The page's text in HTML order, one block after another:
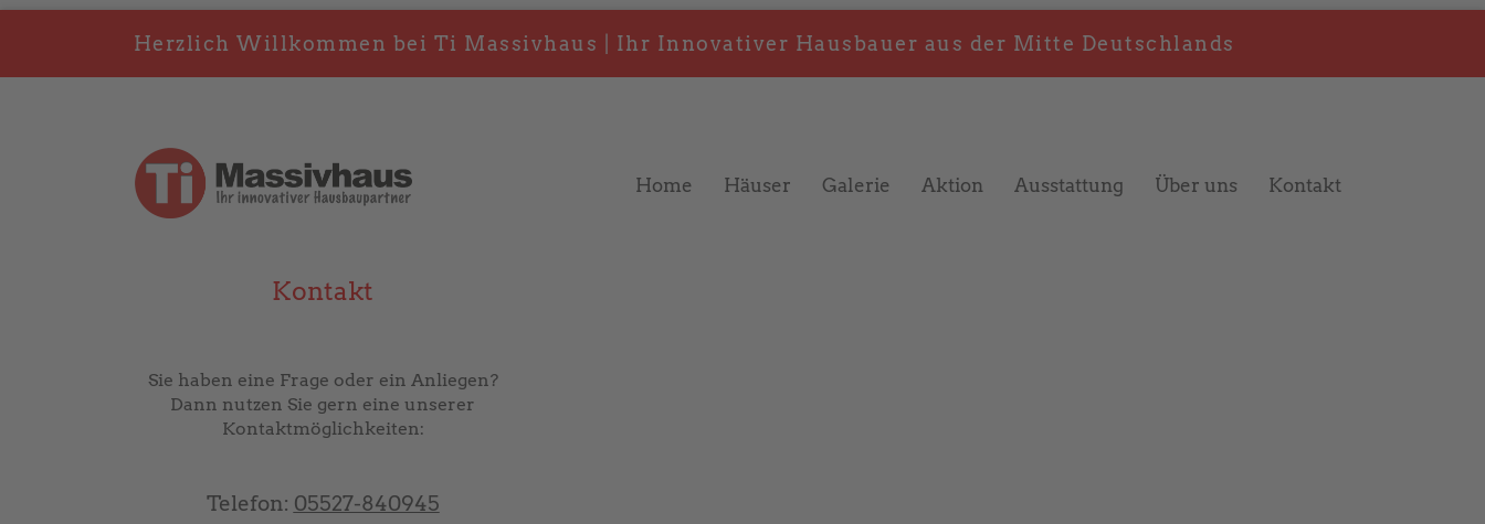
Herzlich Willkommen bei Ti Massivhaus | Ihr Innovativer Hausbauer aus der Mitte Deutschlands
Home Häuser Galerie Aktion Ausstattung Über uns Kontakt
Kontakt
Sie haben eine Frage oder ein Anliegen?
Dann nutzen Sie gern eine unserer
Kontaktmöglichkeiten:
Telefon: 05527-840945